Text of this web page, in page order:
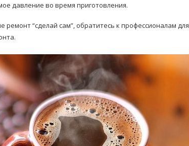
давление во время приготовления.
ремонт “сделай сам”, обратитесь к профессионалам для